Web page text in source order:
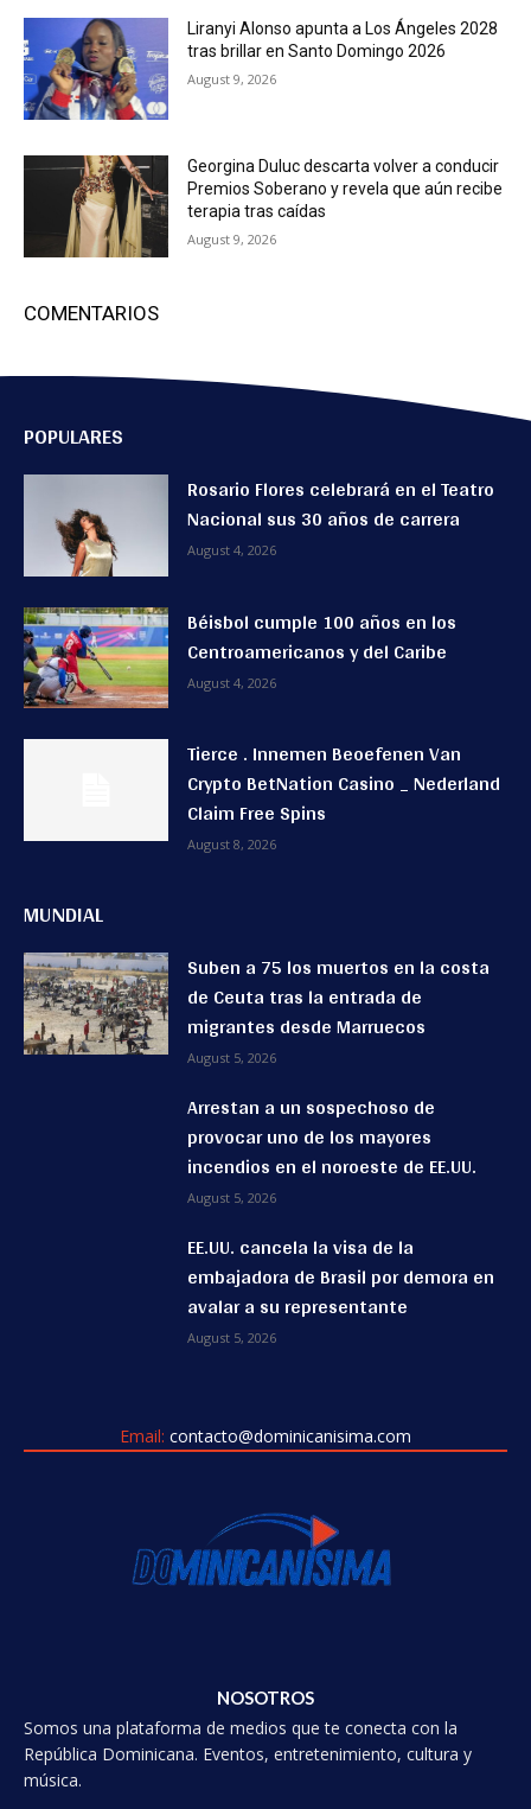
Liranyi Alonso apunta a Los Ángeles 2028
tras brillar en Santo Domingo 2026
August 9, 2026
Georgina Duluc descarta volver a conducir
Premios Soberano y revela que aún recibe
terapia tras caídas
August 9, 2026
COMENTARIOS
POPULARES
Rosario Flores celebrará en el Teatro
Nacional sus 30 años de carrera
August 4, 2026
Béisbol cumple 100 años en los
Centroamericanos y del Caribe
August 4, 2026
Tierce . Innemen Beoefenen Van
Crypto BetNation Casino _ Nederland
Claim Free Spins
August 8, 2026
MUNDIAL
Suben a 75 los muertos en la costa
de Ceuta tras la entrada de
migrantes desde Marruecos
August 5, 2026
Arrestan a un sospechoso de
provocar uno de los mayores
incendios en el noroeste de EE.UU.
August 5, 2026
EE.UU. cancela la visa de la
embajadora de Brasil por demora en
avalar a su representante
August 5, 2026
Email: contacto@dominicanisima.com
NOSOTROS
Somos una plataforma de medios que te conecta con la
República Dominicana. Eventos, entretenimiento, cultura y
música.